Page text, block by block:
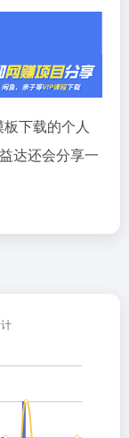
下载的个人
达还会分享一